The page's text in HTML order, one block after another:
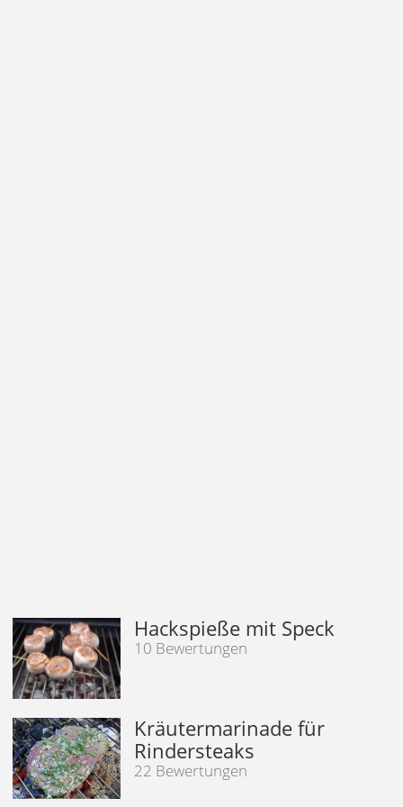
Hackspieße mit Speck
10 Bewertungen
Kräutermarinade für
Rindersteaks
22 Bewertungen